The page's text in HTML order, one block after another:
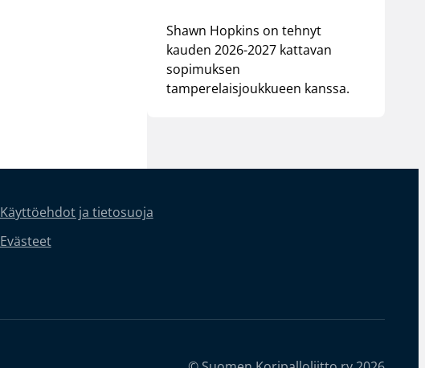
Shawn Hopkins on tehnyt
kauden 2026-2027 kattavan
sopimuksen
tamperelaisjoukkueen kanssa.
Käyttöehdot ja tietosuoja
Evästeet